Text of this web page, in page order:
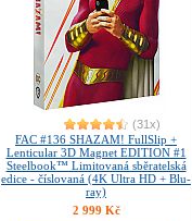
(31x)
FAC #136 SHAZAM! FullSlip +
Lenticular 3D Magnet EDITION #1
Steelbook™ Limitovaná sběratelská
edice - číslovaná (4K Ultra HD + Blu-
ray)
2 999 Kč